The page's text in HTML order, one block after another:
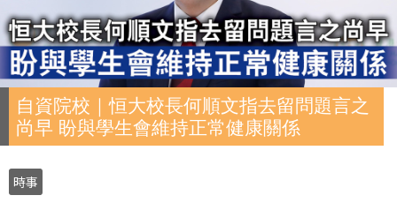
自資院校｜恒大校長何順文指去留問題言之
尚早 盼與學生會維持正常健康關係
時事